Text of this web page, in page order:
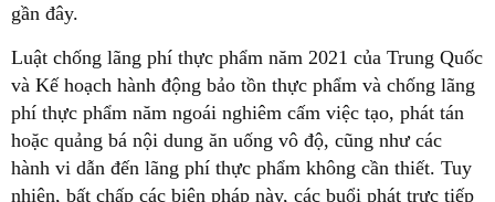
gần đây.
Luật chống lãng phí thực phẩm năm 2021 của Trung Quốc
và Kế hoạch hành động bảo tồn thực phẩm và chống lãng
phí thực phẩm năm ngoái nghiêm cấm việc tạo, phát tán
hoặc quảng bá nội dung ăn uống vô độ, cũng như các
hành vi dẫn đến lãng phí thực phẩm không cần thiết. Tuy
nhiên, bất chấp các biện pháp này, các buổi phát trực tiếp